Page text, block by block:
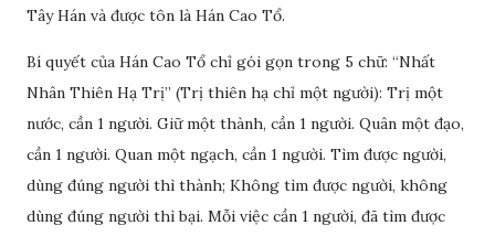
Tây Hán và được tôn là Hán Cao Tổ.
Bí quyết của Hán Cao Tổ chỉ gói gọn trong 5 chữ: “Nhất
Nhân Thiên Hạ Trị” (Trị thiên hạ chỉ một người): Trị một
nước, cần 1 người. Giữ một thành, cần 1 người. Quân một đạo,
cần 1 người. Quan một ngạch, cần 1 người. Tìm được người,
dùng đúng người thì thành; Không tìm được người, không
dùng đúng người thì bại. Mỗi việc cần 1 người, đã tìm được